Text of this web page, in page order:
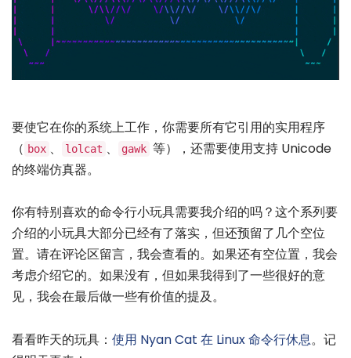
要使它在你的系统上工作，你需要所有它引用的实用程序
（ box 、 lolcat 、 gawk 等），还需要使用支持 Unicode
的终端仿真器。
你有特别喜欢的命令行小玩具需要我介绍的吗？这个系列要
介绍的小玩具大部分已经有了落实，但还预留了几个空位
置。请在评论区留言，我会查看的。如果还有空位置，我会
考虑介绍它的。如果没有，但如果我得到了一些很好的意
见，我会在最后做一些有价值的提及。
看看昨天的玩具： 使用 Nyan Cat 在 Linux 命令行休息。记